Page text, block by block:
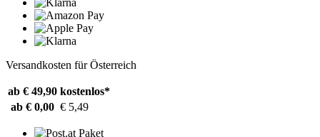
Versandkosten für Österreich
ab € 49,90 kostenlos*
ab € 0,00 € 5,49